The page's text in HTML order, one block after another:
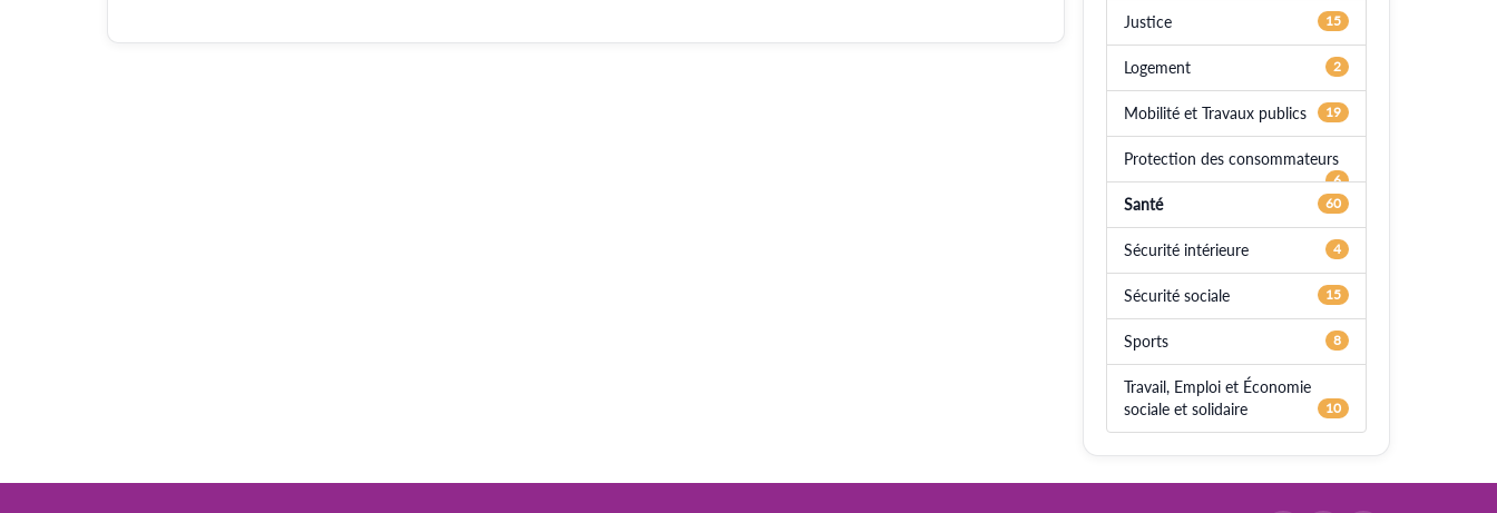
Justice 15
Logement 2
Mobilité et Travaux publics 19
Protection des consommateurs
6
Santé 60
Sécurité intérieure 4
Sécurité sociale 15
Sports 8
Travail, Emploi et Économie
sociale et solidaire
10